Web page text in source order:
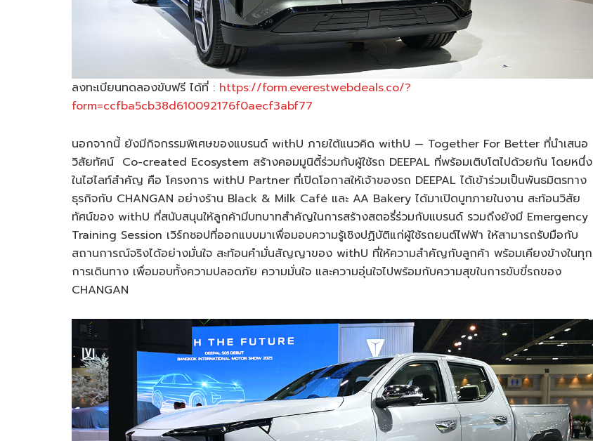
ลงทะเบียนทดลองขับฟรี ได้ที่ : https://form.everestwebdeals.co/?
form=ccfba5cb38d610092176f0aecf3abf77
นอกจากนี้ ยังมีกิจกรรมพิเศษของแบรนด์ withU ภายใต้แนวคิด withU — Together For Better ที่นำเสนอ
วิสัยทัศน์ Co-created Ecosystem สร้างคอมมูนิตี้ร่วมกับผู้ใช้รถ DEEPAL ที่พร้อมเติบโตไปด้วยกัน โดยหนึ่ง
ในไฮไลท์สำคัญ คือ โครงการ withU Partner ที่เปิดโอกาสให้เจ้าของรถ DEEPAL ได้เข้าร่วมเป็นพันธมิตรทาง
ธุรกิจกับ CHANGAN อย่างร้าน Black & Milk Café และ AA Bakery ได้มาเปิดบูทภายในงาน สะท้อนวิสัย
ทัศน์ของ withU ที่สนับสนุนให้ลูกค้ามีบทบาทสำคัญในการสร้างสตอรี่ร่วมกับแบรนด์ รวมถึงยังมี Emergency
Training Session เวิร์กชอปที่ออกแบบมาเพื่อมอบความรู้เชิงปฏิบัติแก่ผู้ใช้รถยนต์ไฟฟ้า ให้สามารถรับมือกับ
สถานการณ์จริงได้อย่างมั่นใจ สะท้อนคำมั่นสัญญาของ withU ที่ให้ความสำคัญกับลูกค้า พร้อมเคียงข้างในทุก
การเดินทาง เพื่อมอบทั้งความปลอดภัย ความมั่นใจ และความอุ่นใจไปพร้อมกับความสุขในการขับขี่รถของ
CHANGAN